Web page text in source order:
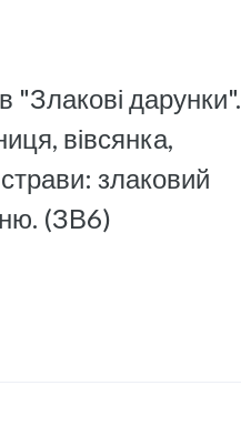
"Злакові дарунки".
вівсянка,
злаковий
(ЗВ6)